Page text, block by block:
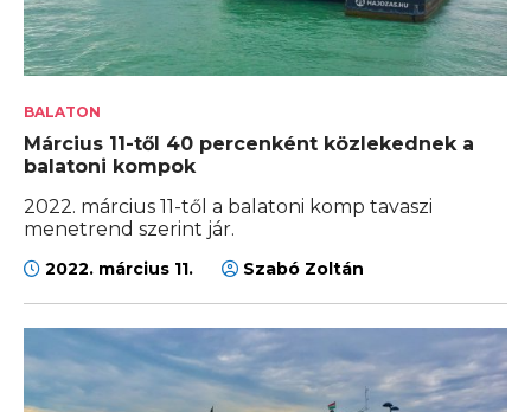
BALATON
Március 11-től 40 percenként közlekednek a
balatoni kompok
2022. március 11-től a balatoni komp tavaszi
menetrend szerint jár.
2022. március 11. Szabó Zoltán